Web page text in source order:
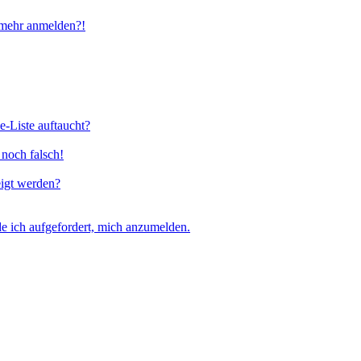
anmelden?!
Liste auftaucht?
falsch!
werden?
ich aufgefordert, mich anzumelden.